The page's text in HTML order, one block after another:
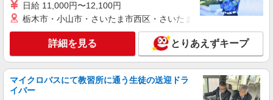
日給 11,000円〜12,100円
栃木市・小山市・さいたま市西区・さいたま市岩槻区・久喜市・
詳細を見る とりあえずキープ
マイクロバスにて教習所に通う生徒の送迎ドラ
イバー